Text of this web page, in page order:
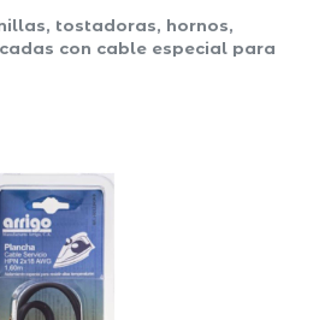
tostadoras, hornos,
con cable especial para